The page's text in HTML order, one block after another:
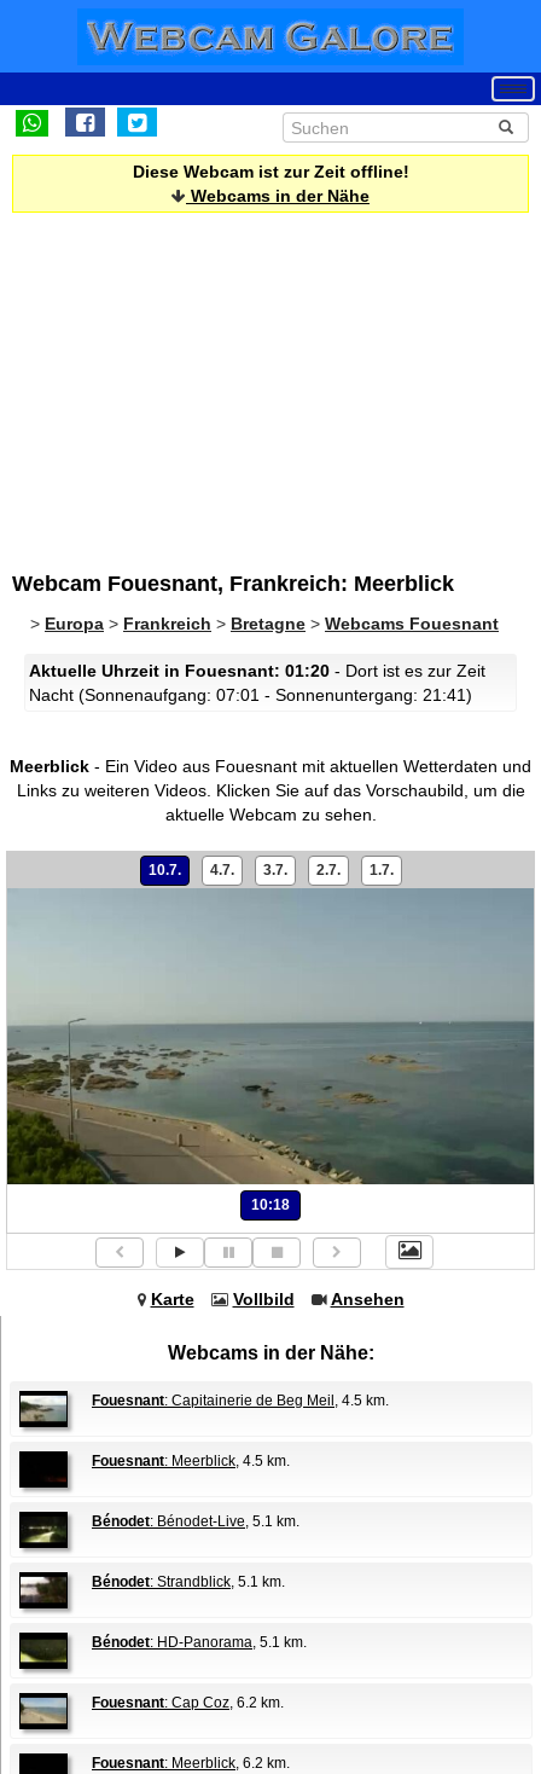
Diese Webcam ist zur Zeit offline!
Webcams in der Nähe
Webcam Fouesnant, Frankreich: Meerblick
> Europa > Frankreich > Bretagne > Webcams Fouesnant
Aktuelle Uhrzeit in Fouesnant: 01:20 - Dort ist es zur Zeit
Nacht (Sonnenaufgang: 07:01 - Sonnenuntergang: 21:41)
Meerblick - Ein Video aus Fouesnant mit aktuellen Wetterdaten und
Links zu weiteren Videos. Klicken Sie auf das Vorschaubild, um die
aktuelle Webcam zu sehen.
10.7. 4.7. 3.7. 2.7. 1.7.
10:18
Karte Vollbild Ansehen
Webcams in der Nähe:
Fouesnant: Capitainerie de Beg Meil , 4.5 km.
Fouesnant: Meerblick, 4.5 km.
Bénodet: Bénodet-Live, 5.1 km.
Bénodet: Strandblick, 5.1 km.
Bénodet: HD-Panorama, 5.1 km.
Fouesnant: Cap Coz, 6.2 km.
Fouesnant: Meerblick, 6.2 km.